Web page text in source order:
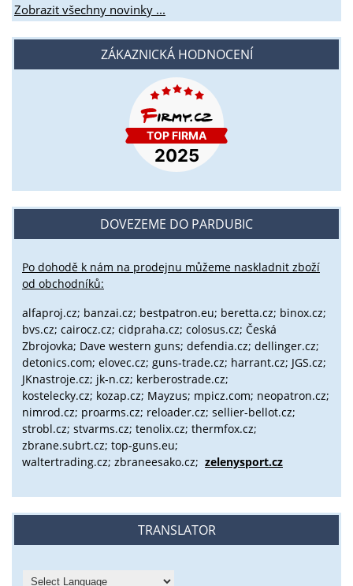
Zobrazit všechny novinky ...
ZÁKAZNICKÁ HODNOCENÍ
DOVEZEME DO PARDUBIC
Po dohodě k nám na prodejnu můžeme naskladnit zboží
od obchodníků:
alfaproj.cz; banzai.cz; bestpatron.eu; beretta.cz; binox.cz;
bvs.cz; cairocz.cz; cidpraha.cz; colosus.cz; Česká
Zbrojovka; Dave western guns; defendia.cz; dellinger.cz;
detonics.com; elovec.cz; guns-trade.cz; harrant.cz; JGS.cz;
JKnastroje.cz; jk-n.cz; kerberostrade.cz;
kostelecky.cz; kozap.cz; Mayzus; mpicz.com; neopatron.cz;
nimrod.cz; proarms.cz; reloader.cz; sellier-bellot.cz;
strobl.cz; stvarms.cz; tenolix.cz; thermfox.cz;
zbrane.subrt.cz; top-guns.eu;
waltertrading.cz; zbraneesako.cz; zelenysport.cz
TRANSLATOR